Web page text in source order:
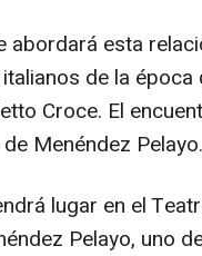
abordará esta
de la
Croce. El
Menéndez Pelayo.
lugar en el
Pelayo, uno